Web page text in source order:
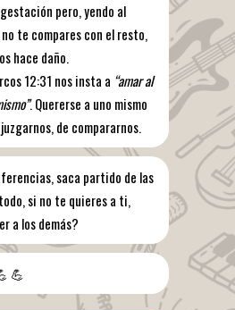
pero, yendo al
te compares con el resto,
hace daño.
12:31 nos insta a “amar al
. Quererse a uno mismo
de compararnos.
saca partido de las
si no te quieres a ti,
a los demás?
💪